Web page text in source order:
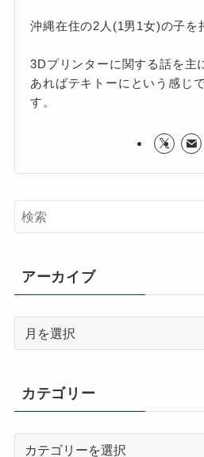
沖縄在住の2人(1男1女)の子を
3Dプリンターに関する話を主
あればテキトーにという感じ
す。
アーカイブ
ブ
カテゴリー